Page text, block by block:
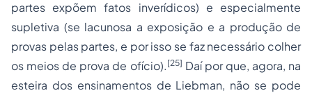
partes expõem fatos inverídicos) e especialmente
supletiva (se lacunosa a exposição e a produção de
provas pelas partes, e por isso se faz necessário colher
os meios de prova de ofício). [25] Daí por que, agora, na
esteira dos ensinamentos de Liebman, não se pode